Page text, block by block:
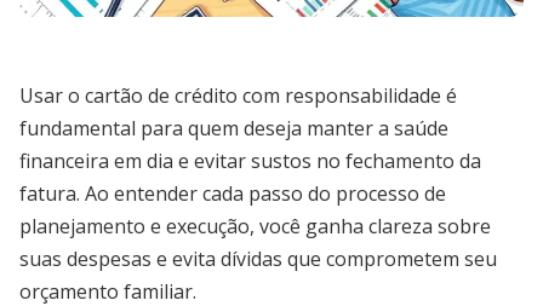
Usar o cartão de crédito com responsabilidade é
fundamental para quem deseja manter a saúde
financeira em dia e evitar sustos no fechamento da
fatura. Ao entender cada passo do processo de
planejamento e execução, você ganha clareza sobre
suas despesas e evita dívidas que comprometem seu
orçamento familiar.